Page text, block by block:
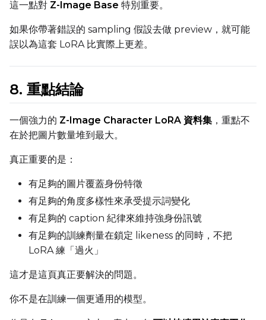
LoRA Scale
這一點對 Z-Image Base 特別重要。
如果你帶著錯誤的 sampling 假設去做 preview，就可能
誤以為這套 LoRA 比實際上更差。
8. 重點結論
一個強力的 Z-Image Character LoRA 資料集 ，重點不
在於把圖片數量堆到最大。
真正重要的是：
有足夠的圖片覆蓋身份特徵
有足夠的角度多樣性來承受提示詞變化
有足夠的 caption 紀律來維持強身份訊號
有足夠的訓練劑量在鎖定 likeness 的同時，不把
LoRA 練「過火」
這才是這頁真正要解決的問題。
你不是在訓練一個更通用的模型。